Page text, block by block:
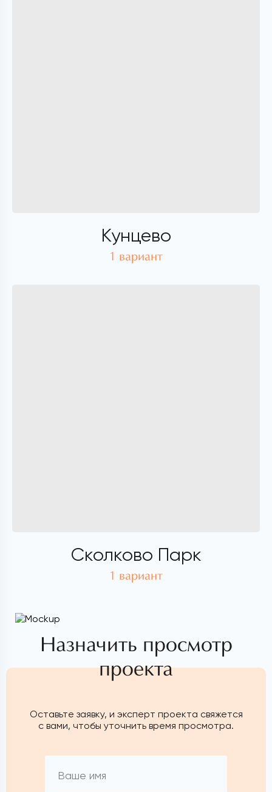
Кунцево
1 вариант
Сколково Парк
1 вариант
Назначить просмотр
проекта
Оставьте заявку, и эксперт проекта свяжется
с вами, чтобы уточнить время просмотра.